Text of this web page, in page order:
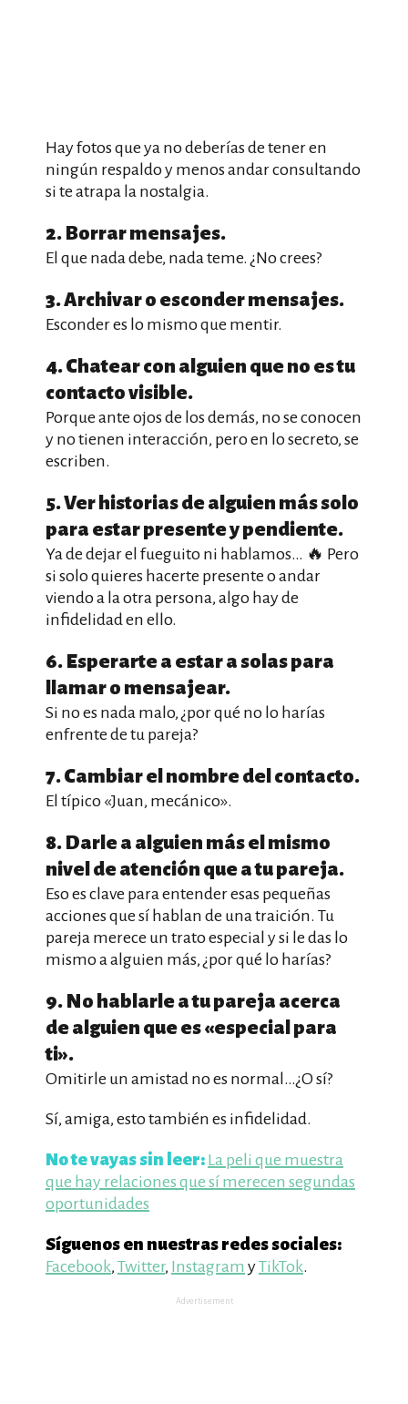
Hay fotos que ya no deberías de tener en
ningún respaldo y menos andar consultando
si te atrapa la nostalgia.
2. Borrar mensajes.
El que nada debe, nada teme. ¿No crees?
3. Archivar o esconder mensajes.
Esconder es lo mismo que mentir.
4. Chatear con alguien que no es tu
contacto visible.
Porque ante ojos de los demás, no se conocen
y no tienen interacción, pero en lo secreto, se
escriben.
5. Ver historias de alguien más solo
para estar presente y pendiente.
Ya de dejar el fueguito ni hablamos… 🔥 Pero
si solo quieres hacerte presente o andar
viendo a la otra persona, algo hay de
infidelidad en ello.
6. Esperarte a estar a solas para
llamar o mensajear.
Si no es nada malo, ¿por qué no lo harías
enfrente de tu pareja?
7. Cambiar el nombre del contacto.
El típico «Juan, mecánico».
8. Darle a alguien más el mismo
nivel de atención que a tu pareja.
Eso es clave para entender esas pequeñas
acciones que sí hablan de una traición. Tu
pareja merece un trato especial y si le das lo
mismo a alguien más, ¿por qué lo harías?
9. No hablarle a tu pareja acerca
de alguien que es «especial para
ti».
Omitirle un amistad no es normal…¿O sí?
Sí, amiga, esto también es infidelidad.
No te vayas sin leer: La peli que muestra
que hay relaciones que sí merecen segundas
oportunidades
Síguenos en nuestras redes sociales:
Facebook, Twitter, Instagram yTikTok.
Advertisement